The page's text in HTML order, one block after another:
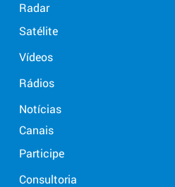
Radar
Satélite
Vídeos
Rádios
Notícias
Canais
Participe
Consultoria